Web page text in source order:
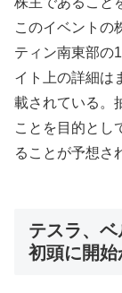
このイベントの
ティン南東部の
イト上の詳細は
載されている。
ことを目的とし
ることが予想さ
テスラ、
初頭に開始